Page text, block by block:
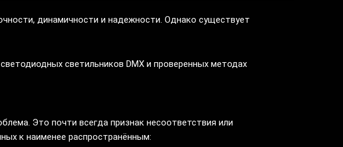
динамичности и надежности. Однако существует
светильников DMX и проверенных методах
Это почти всегда признак несоответствия или
к наименее распространённым: